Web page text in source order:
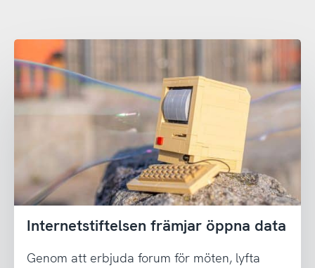
Internetstiftelsen främjar öppna data
Genom att erbjuda forum för möten, lyfta